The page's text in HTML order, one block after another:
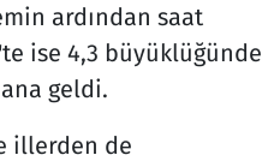
ardından saat
ise 4,3 büyüklüğünde
geldi.
illerden de